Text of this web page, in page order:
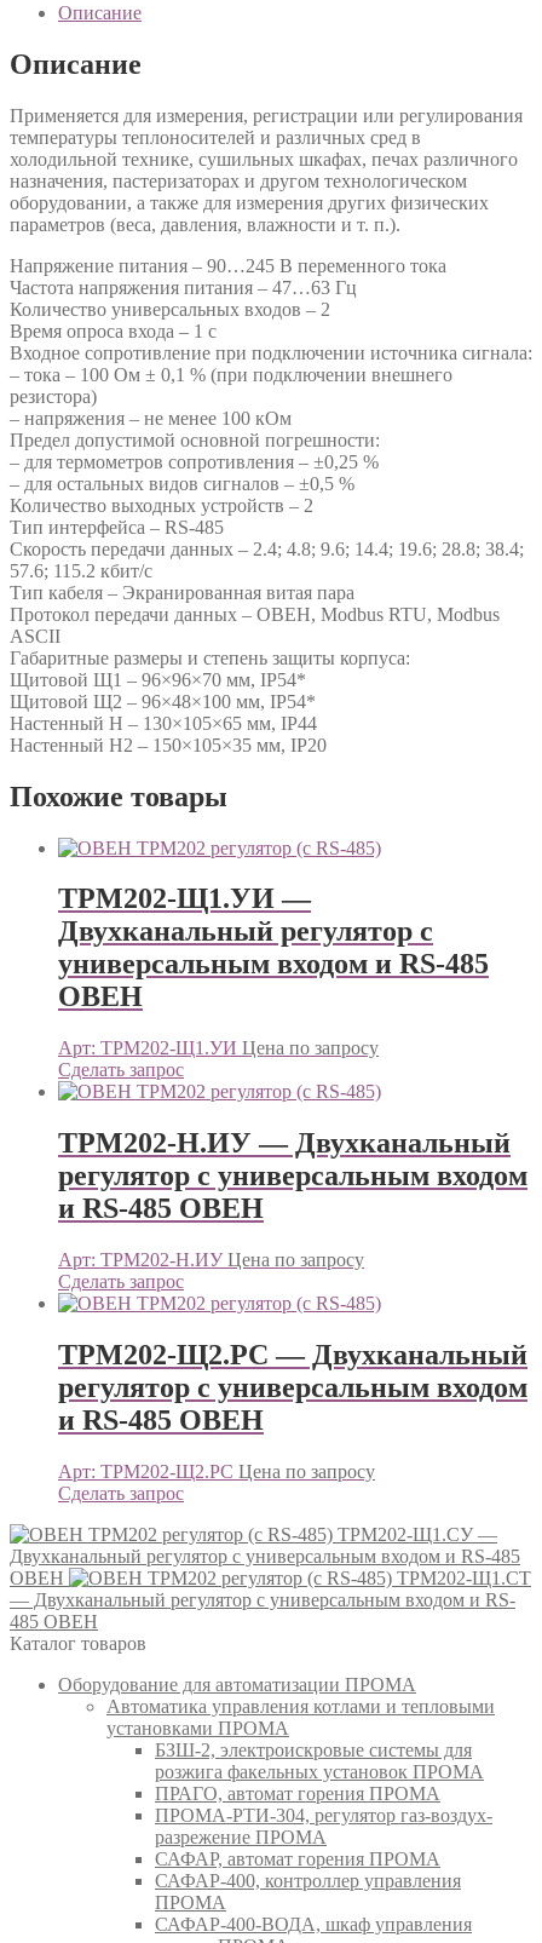
Описание
Описание
Применяется для измерения, регистрации или регулирования
температуры теплоносителей и различных сред в
холодильной технике, сушильных шкафах, печах различного
назначения, пастеризаторах и другом технологическом
оборудовании, а также для измерения других физических
параметров (веса, давления, влажности и т. п.).
Напряжение питания – 90…245 В переменного тока
Частота напряжения питания – 47…63 Гц
Количество универсальных входов – 2
Время опроса входа – 1 с
Входное сопротивление при подключении источника сигнала:
– тока – 100 Ом ± 0,1 % (при подключении внешнего
резистора)
– напряжения – не менее 100 кОм
Предел допустимой основной погрешности:
– для термометров сопротивления – ±0,25 %
– для остальных видов сигналов – ±0,5 %
Количество выходных устройств – 2
Тип интерфейса – RS-485
Скорость передачи данных – 2.4; 4.8; 9.6; 14.4; 19.6; 28.8; 38.4;
57.6; 115.2 кбит/с
Тип кабеля – Экранированная витая пара
Протокол передачи данных – ОВЕН, Modbus RTU, Modbus
ASCII
Габаритные размеры и степень защиты корпуса:
Щитовой Щ1 – 96×96×70 мм, IP54*
Щитовой Щ2 – 96×48×100 мм, IP54*
Настенный Н – 130×105×65 мм, IP44
Настенный Н2 – 150×105×35 мм, IP20
Похожие товары
ТРМ202-Щ1.УИ —
Двухканальный регулятор с
универсальным входом и RS-485
ОВЕН
Арт: ТРМ202-Щ1.УИ Цена по запросу
Сделать запрос
ТРМ202-Н.ИУ — Двухканальный
регулятор с универсальным входом
и RS-485 ОВЕН
Арт: ТРМ202-Н.ИУ Цена по запросу
Сделать запрос
ТРМ202-Щ2.РС — Двухканальный
регулятор с универсальным входом
и RS-485 ОВЕН
Арт: ТРМ202-Щ2.РС Цена по запросу
Сделать запрос
ТРМ202-Щ1.СУ —
Двухканальный регулятор с универсальным входом и RS-485
ОВЕН
ТРМ202-Щ1.СТ
— Двухканальный регулятор с универсальным входом и RS-
485 ОВЕН
Каталог товаров
Оборудование для автоматизации ПРОМА
Автоматика управления котлами и тепловыми
установками ПРОМА
БЗШ-2, электроискровые системы для
розжига факельных установок ПРОМА
ПРАГО, автомат горения ПРОМА
ПРОМА-РТИ-304, регулятор газ-воздух-
разрежение ПРОМА
САФАР, автомат горения ПРОМА
САФАР-400, контроллер управления
ПРОМА
САФАР-400-ВОДА, шкаф управления